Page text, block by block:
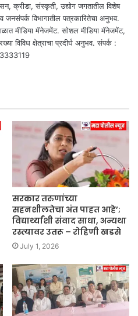
क्रीडा, संस्कृती, उद्योग जगतातील विशेष
जनसंपर्क विभागातील पत्रकारितेचा अनुभव.
मीडिया मॅनेजमेंट. सोशल मीडिया मॅनेजमेंट,
विविध क्षेत्राचा प्रदीर्घ अनुभव. संपर्क :
सरकार तरुणांच्या
सहनशीलतेचा अंत पाहत आहे’;
विद्यार्थ्यांशी संवाद साधा, अन्यथा
रस्त्यावर उतरू – रोहिणी खडसे
July 1, 2026